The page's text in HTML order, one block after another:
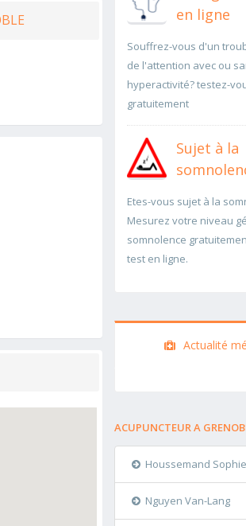
en ligne
Souffrez-vous d'un
de l'attention avec ou
hyperactivité? testez-
gratuitement
Sujet à la
Etes-vous sujet à la
Mesurez votre niveau
somnolence
test en ligne.
Actualité
ACUPUNCTEUR A
Houssemand Sophie
Nguyen Van-Lang